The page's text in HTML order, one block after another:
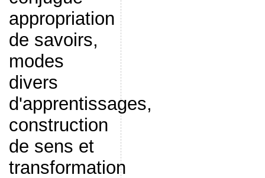
appropriation
de savoirs,
modes
divers
d'apprentissages,
construction
de sens et
transformation